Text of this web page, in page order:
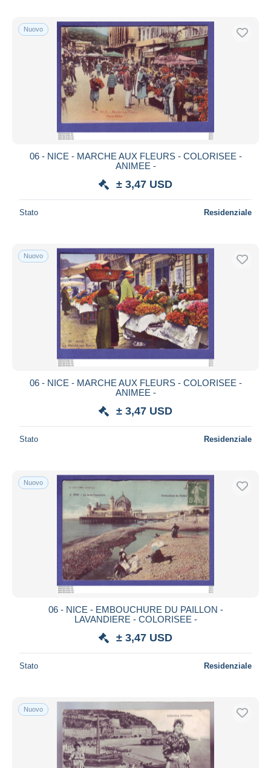
Nuovo
06 - NICE - MARCHE AUX FLEURS - COLORISEE -
ANIMEE -
± 3,47 USD
Stato Residenziale
Nuovo
06 - NICE - MARCHE AUX FLEURS - COLORISEE -
ANIMEE -
± 3,47 USD
Stato Residenziale
Nuovo
06 - NICE - EMBOUCHURE DU PAILLON -
LAVANDIERE - COLORISEE -
± 3,47 USD
Stato Residenziale
Nuovo